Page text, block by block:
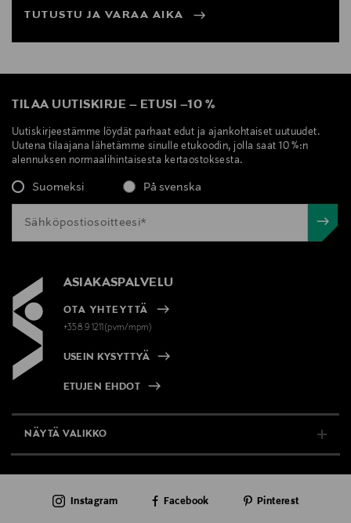
TUTUSTU JA VARAA AIKA
TILAA UUTISKIRJE – ETUSI –10 %
Uutiskirjeestämme löydät parhaat edut ja ajankohtaiset uutuudet.
Uutena tilaajana lähetämme sinulle etukoodin, jolla saat 10 %:n
alennuksen normaalihintaisesta kertaostoksesta.
Suomeksi På svenska
ASIAKASPALVELU
OTA YHTEYTTÄ
+358 9 1211(pvm/mpm)
USEIN KYSYTTYÄ
ETUJEN EHDOT
NÄYTÄ VALIKKO
AJANKOHTAISTA
Instagram Facebook Pinterest